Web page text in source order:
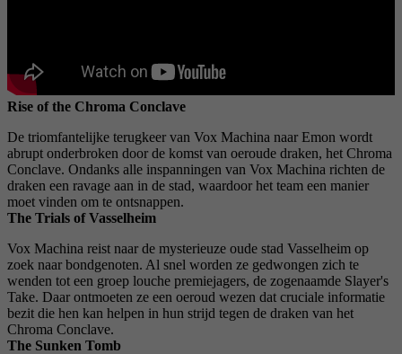
Rise of the Chroma Conclave
De triomfantelijke terugkeer van Vox Machina naar Emon wordt
abrupt onderbroken door de komst van oeroude draken, het Chroma
Conclave. Ondanks alle inspanningen van Vox Machina richten de
draken een ravage aan in de stad, waardoor het team een ​​manier
moet vinden om te ontsnappen.
The Trials of Vasselheim
Vox Machina reist naar de mysterieuze oude stad Vasselheim op
zoek naar bondgenoten. Al snel worden ze gedwongen zich te
wenden tot een groep louche premiejagers, de zogenaamde Slayer's
Take. Daar ontmoeten ze een oeroud wezen dat cruciale informatie
bezit die hen kan helpen in hun strijd tegen de draken van het
Chroma Conclave.
The Sunken Tomb